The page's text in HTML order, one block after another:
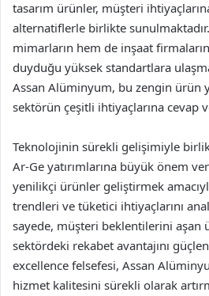
tasarım ürünler, müşteri
alternatiflerle birlikte
mimarların hem de inşaat
duyduğu yüksek standartlara
Assan Alüminyum, bu zengin ürün
sektörün çeşitli ihtiyaçlarına cevap
Teknolojinin sürekli gelişimiyle
Ar-Ge yatırımlarına büyük önem
yenilikçi ürünler geliştirmek
trendleri ve tüketici ihtiyaçlarını
sayede, müşteri beklentilerini aşan
sektördeki rekabet avantajını
excellence felsefesi, Assan
hizmet kalitesini sürekli olarak